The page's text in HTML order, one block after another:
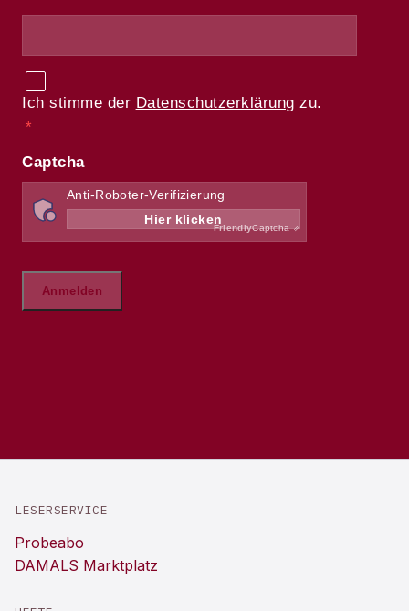
LESERSERVICE
Probeabo
DAMALS Marktplatz